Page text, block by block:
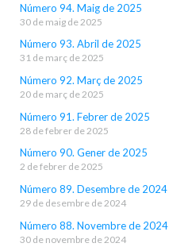
Número 94. Maig de 2025
30 de maig de 2025
Número 93. Abril de 2025
31 de març de 2025
Número 92. Març de 2025
20 de març de 2025
Número 91. Febrer de 2025
28 de febrer de 2025
Número 90. Gener de 2025
2 de febrer de 2025
Número 89. Desembre de 2024
29 de desembre de 2024
Número 88. Novembre de 2024
30 de novembre de 2024